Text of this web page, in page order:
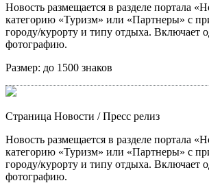
Новость размещается в разделе портала
категорию «Туризм» или «Партнеры» с
городу/курорту и типу отдыха. Включает
фотографию.
Размер: до 1500 знаков
Страница Новости / Пресс релиз
Новость размещается в разделе портала
категорию «Туризм» или «Партнеры» с
городу/курорту и типу отдыха. Включает
фотографию.